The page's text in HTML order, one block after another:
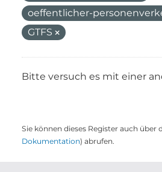
oeffentlicher-
GTFS
Bitte versuch es mit einer
Sie können dieses Register auch über
Dokumentation) abrufen.